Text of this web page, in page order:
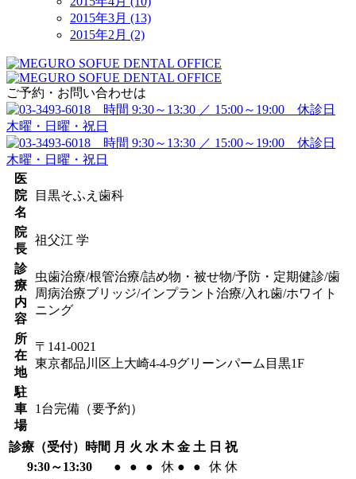
2015年3月 (13)
2015年2月 (2)
ご予約・お問い合わせは
医
院
名
目黒そふえ歯科
院
長
祖父江 学
診
療
内
容
虫歯治療/根管治療/詰め物・被せ物/予防・定期健診/歯
周病治療ブリッジ/インプラント治療/入れ歯/ホワイト
ニング
所
在
地
〒141-0021
東京都品川区上大崎4-4-9グリーンパーム目黒1F
駐
車
場
1台完備（要予約）
診療（受付）時間 月 火 水 木 金 土 日 祝
9:30～13:30
● ● ● 休 ● ● 休 休